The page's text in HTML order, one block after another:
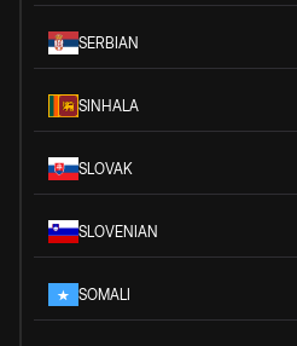
SERBIAN
SINHALA
SLOVAK
SLOVENIAN
SOMALI